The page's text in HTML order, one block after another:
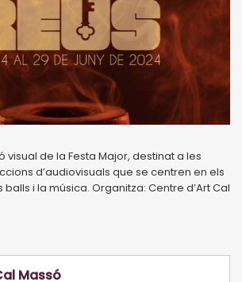
visual de la Festa Major, destinat a les
d’audiovisuals que se centren en els
i la música. Organitza: Centre d’Art Cal
Massó